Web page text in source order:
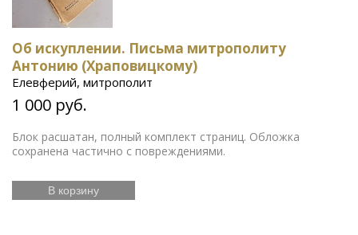
Об искуплении. Письма митрополиту
Антонию (Храповицкому)
Елевферий, митрополит
1 000 руб.
Блок расшатан, полный комплект страниц. Обложка
сохранена частично с повреждениями.
В корзину